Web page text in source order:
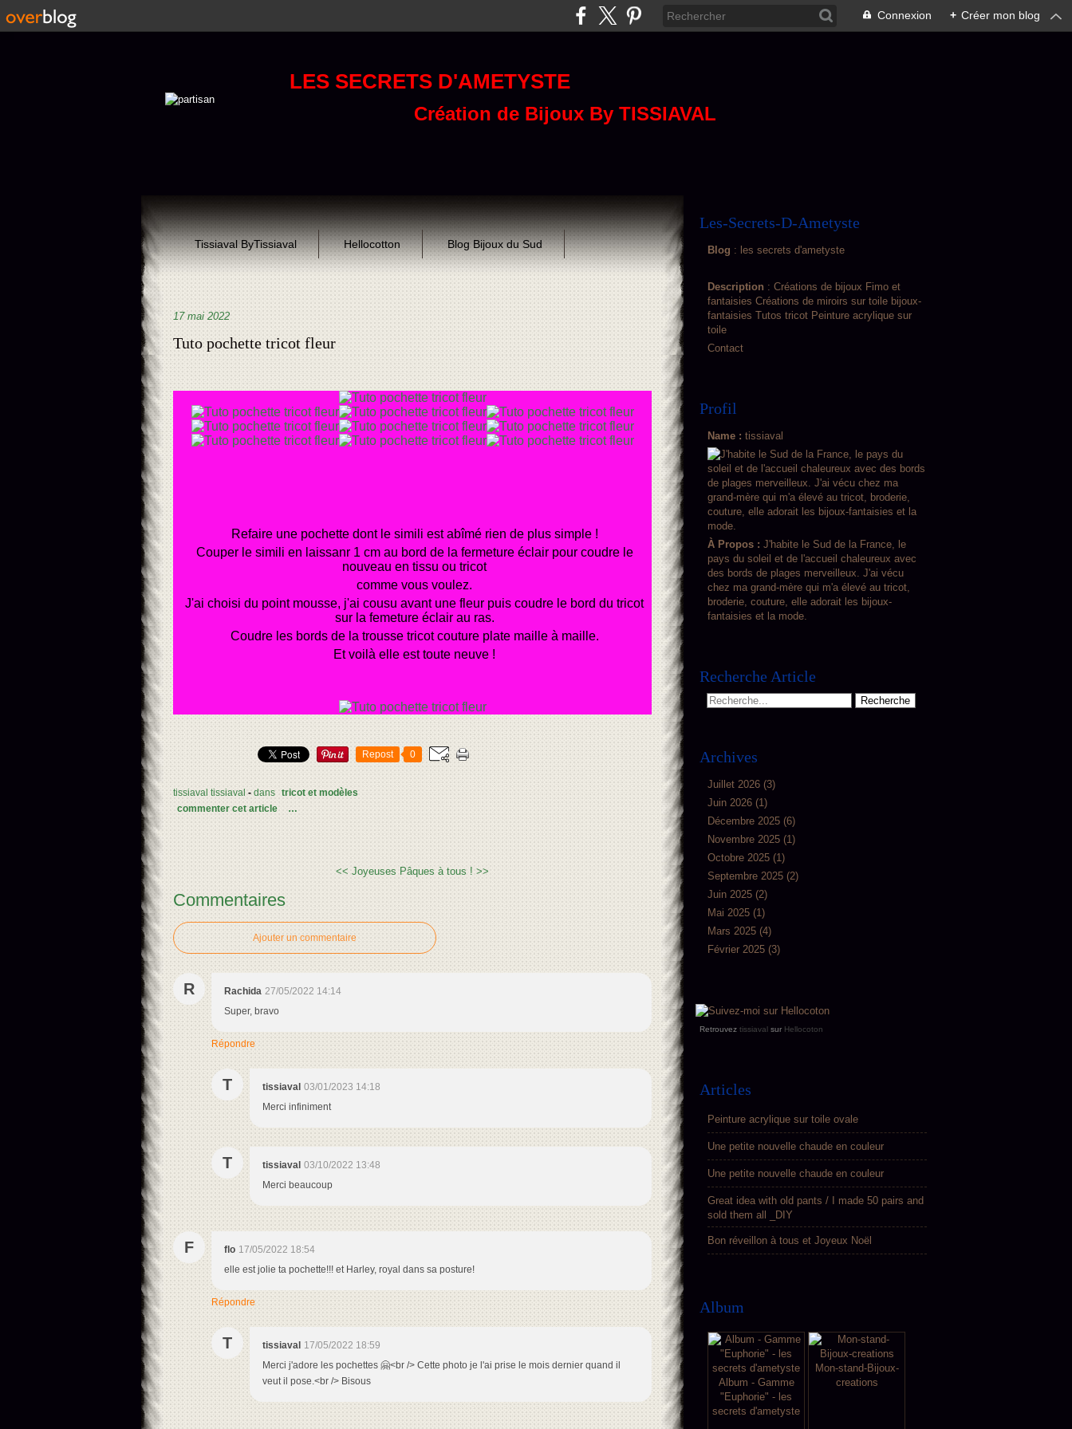
Connexion + Créer mon blog
LES SECRETS D'AMETYSTE
Création de Bijoux By TISSIAVAL
Tissiaval ByTissiaval Hellocotton Blog Bijoux du Sud
17 mai 2022
Tuto pochette tricot fleur
Refaire une pochette dont le simili est abîmé rien de plus simple !
Couper le simili en laissanr 1 cm au bord de la fermeture éclair pour coudre le
nouveau en tissu ou tricot
comme vous voulez.
J'ai choisi du point mousse, j'ai cousu avant une fleur puis coudre le bord du tricot
sur la femeture éclair au ras.
Coudre les bords de la trousse tricot couture plate maille à maille.
Et voilà elle est toute neuve !
Repost 0
tissiaval tissiaval - dans tricot et modèles
commenter cet article
…
<< Joyeuses Pâques à tous ! >>
Commentaires
Ajouter un commentaire
R Rachida 27/05/2022 14:14
Super, bravo
Répondre
T tissiaval 03/01/2023 14:18
Merci infiniment
T tissiaval 03/10/2022 13:48
Merci beaucoup
F flo 17/05/2022 18:54
elle est jolie ta pochette!!! et Harley, royal dans sa posture!
Répondre
T tissiaval 17/05/2022 18:59
Merci j'adore les pochettes 🤗<br /> Cette photo je l'ai prise le mois dernier quand il
veut il pose.<br /> Bisous
Les-Secrets-D-Ametyste
Blog : les secrets d'ametyste
Description : Créations de bijoux Fimo et
fantaisies Créations de miroirs sur toile bijoux-
fantaisies Tutos tricot Peinture acrylique sur
toile
Contact
Profil
Name : tissiaval
À Propos : J'habite le Sud de la France, le
pays du soleil et de l'accueil chaleureux avec
des bords de plages merveilleux. J'ai vécu
chez ma grand-mère qui m'a élevé au tricot,
broderie, couture, elle adorait les bijoux-
fantaisies et la mode.
Recherche Article
Archives
Juillet 2026 (3)
Juin 2026 (1)
Décembre 2025 (6)
Novembre 2025 (1)
Octobre 2025 (1)
Septembre 2025 (2)
Juin 2025 (2)
Mai 2025 (1)
Mars 2025 (4)
Février 2025 (3)
Retrouvez tissiaval sur Hellocoton
Articles
Peinture acrylique sur toile ovale
Une petite nouvelle chaude en couleur
Une petite nouvelle chaude en couleur
Great idea with old pants / I made 50 pairs and
sold them all _DIY
Bon réveillon à tous et Joyeux Noël
Album
Album - Gamme
"Euphorie" - les
secrets d'ametyste
Mon-stand-Bijoux-
creations